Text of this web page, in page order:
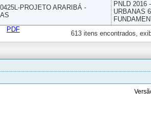
PROJETO ARARIBÁ -
PNLD 2016
URBANAS
613 itens encontrados,
PDF